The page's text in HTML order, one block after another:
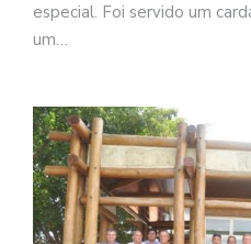
especial. Foi servido um
um…